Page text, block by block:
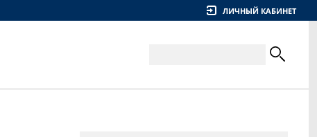
ЛИЧНЫЙ КАБИНЕТ